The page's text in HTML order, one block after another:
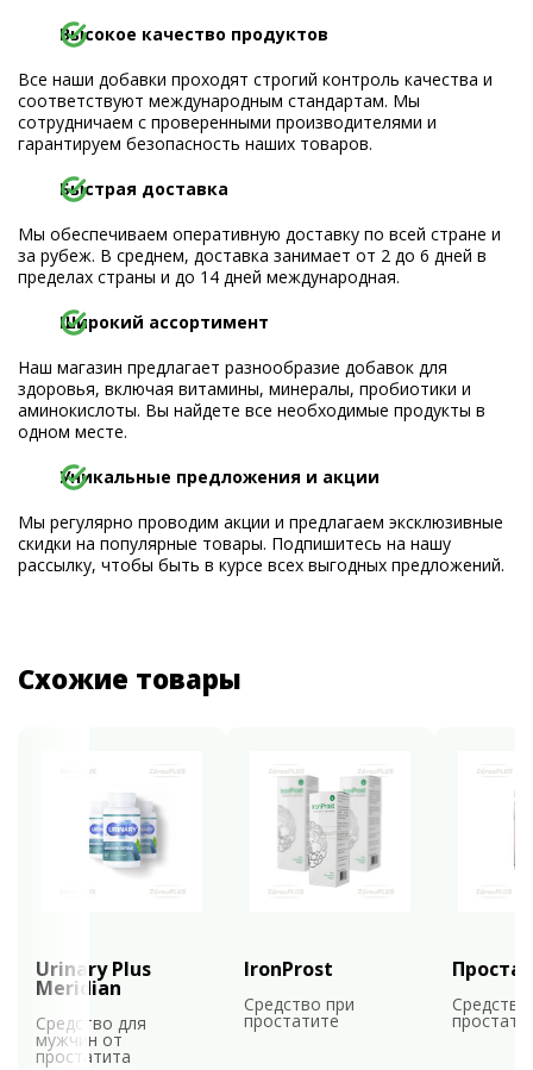
Высокое качество продуктов
Все наши добавки проходят строгий контроль качества и
соответствуют международным стандартам. Мы
сотрудничаем с проверенными производителями и
гарантируем безопасность наших товаров.
Быстрая доставка
Мы обеспечиваем оперативную доставку по всей стране и
за рубеж. В среднем, доставка занимает от 2 до 6 дней в
пределах страны и до 14 дней международная.
Широкий ассортимент
Наш магазин предлагает разнообразие добавок для
здоровья, включая витамины, минералы, пробиотики и
аминокислоты. Вы найдете все необходимые продукты в
одном месте.
Уникальные предложения и акции
Мы регулярно проводим акции и предлагаем эксклюзивные
скидки на популярные товары. Подпишитесь на нашу
рассылку, чтобы быть в курсе всех выгодных предложений.
Схожие товары
Urinary Plus
Meridian
Средство для
мужчин от
простатита
IronProst
Средство при
простатите